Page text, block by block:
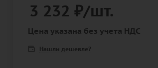
3 232 ₽/шт.
Цена указана без учета НДС
Нашли дешевле?